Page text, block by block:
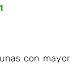
con mayor